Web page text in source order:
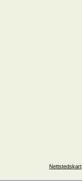
Nettstedskart